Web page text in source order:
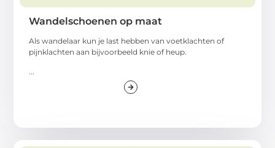
Wandelschoenen op maat
Als wandelaar kun je last hebben van voetklachten of
pijnklachten aan bijvoorbeeld knie of heup.